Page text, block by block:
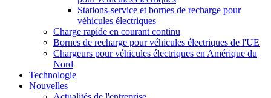
Stations-service et bornes de recharge pour
véhicules électriques
Charge rapide en courant continu
Bornes de recharge pour véhicules électriques de l'UE
Chargeurs pour véhicules électriques en Amérique du
Nord
Technologie
Nouvelles